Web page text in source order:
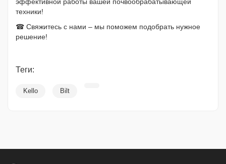
техники!
☎ Свяжитесь с нами – мы поможем подобрать нужное
решение!
Теги:
Kello Bilt